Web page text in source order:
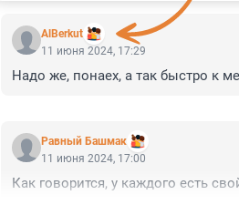
AlBerkut
11 июня 2024, 17:29
Надо же, понаех, а так быстро к
Равный Башмак
11 июня 2024, 17:00
Как говорится, у каждого есть